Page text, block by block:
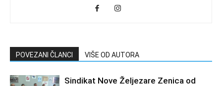
POVEZANI ČLANCI VIŠE OD AUTORA
Sindikat Nove Željezare Zenica od